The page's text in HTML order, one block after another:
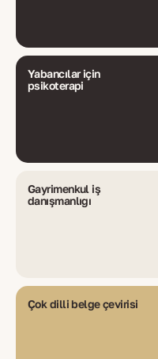
Yabancılar için
psikoterapi
Gayrimenkul iş
danışmanlığı
Çok dilli belge çevirisi